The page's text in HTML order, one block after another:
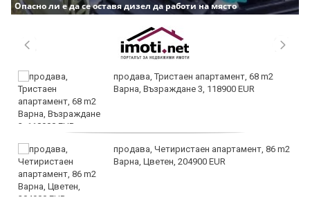
Опасно ли е да се оставя дизел да работи на място
продава, Тристаен апартамент, 68 m2
Варна, Възраждане 3, 118900 EUR
продава, Четиристаен апартамент, 86 m2
Варна, Цветен, 204900 EUR